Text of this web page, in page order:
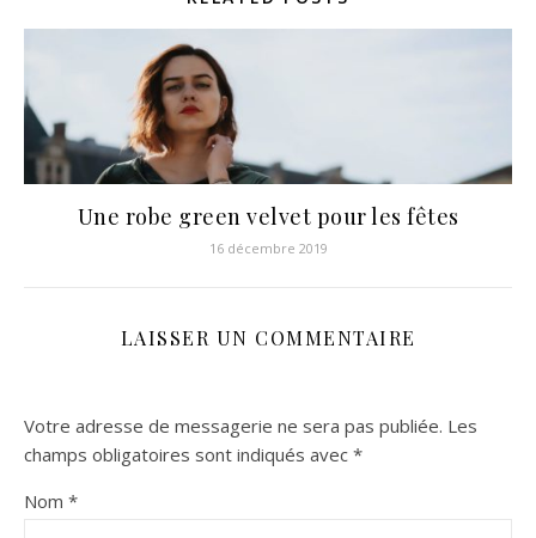
Une robe green velvet pour les fêtes
16 décembre 2019
LAISSER UN COMMENTAIRE
Votre adresse de messagerie ne sera pas publiée. Les
champs obligatoires sont indiqués avec *
Nom *